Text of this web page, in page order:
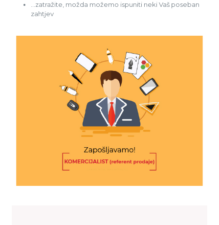
…zatražite, možda možemo ispuniti neki Vaš poseban
zahtjev